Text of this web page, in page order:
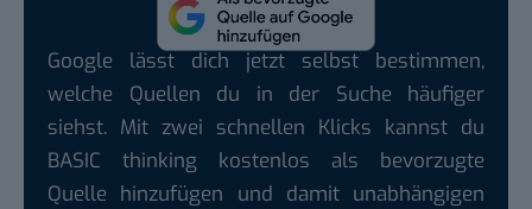
Google lässt dich jetzt selbst bestimmen,
welche Quellen du in der Suche häufiger
siehst. Mit zwei schnellen Klicks kannst du
BASIC thinking kostenlos als bevorzugte
Quelle hinzufügen und damit unabhängigen